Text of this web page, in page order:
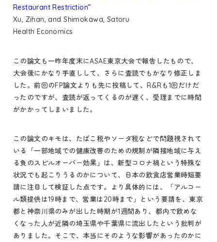
ブログ
Restaurant Restriction”
Xu, Zihan, and Shimokawa, Satoru
Health Economics
この論文も一昨年度末にASAE東京大会で報告したもので、
大会後にかなり手直しして、さらに査読でもかなり修正しま
した。前回のFP論文よりも先に投稿して、R&Rも1回だけだ
ったのですが、査読が返ってくるのが遅く、受理までに時間
がかかってしまいました。
この論文のキモは、たばこ税やソーダ税などで問題視されて
いる「一部地域での健康改善のための規制が隣接地域に与え
る負のスピルオーバー効果」は、新型コロナ禍という特殊な
状況でも起こりうるのかについて、日本の飲食店営業時短要
請に注目して検証した点です。より具体的には、「アルコー
ル類提供は19時まで、営業は20時まで」という要請を、東京
都と神奈川県のみが出した時期が1週間あり、都内で飲めな
くなった人が近隣の埼玉県や千葉県に流出したという批判が
ありました。そこで、本当にそのような影響があったのかに